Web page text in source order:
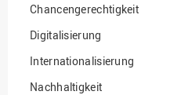
Chancengerechtigkeit
Digitalisierung
Internationalisierung
Nachhaltigkeit